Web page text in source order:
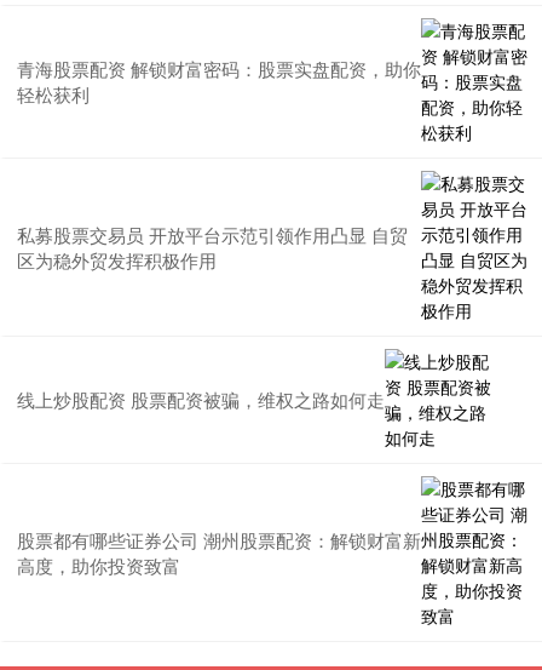
青海股票配资 解锁财富密码：股票实盘配资，助你
轻松获利
私募股票交易员 开放平台示范引领作用凸显 自贸
区为稳外贸发挥积极作用
线上炒股配资 股票配资被骗，维权之路如何走
股票都有哪些证券公司 潮州股票配资：解锁财富新
高度，助你投资致富